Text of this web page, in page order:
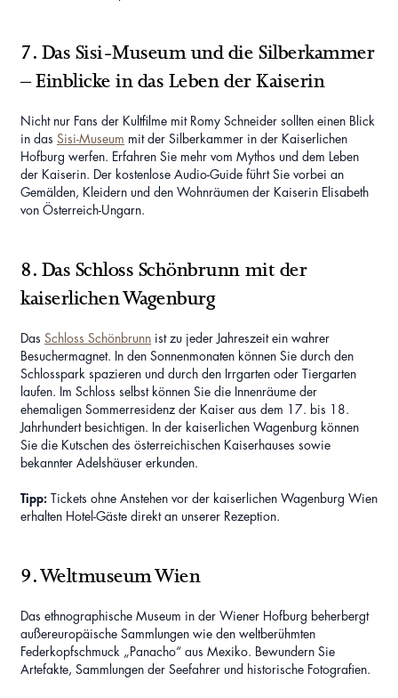
7. Das Sisi-Museum und die Silberkammer
– Einblicke in das Leben der Kaiserin
Nicht nur Fans der Kultfilme mit Romy Schneider sollten einen Blick
in das Sisi-Museum mit der Silberkammer in der Kaiserlichen
Hofburg werfen. Erfahren Sie mehr vom Mythos und dem Leben
der Kaiserin. Der kostenlose Audio-Guide führt Sie vorbei an
Gemälden, Kleidern und den Wohnräumen der Kaiserin Elisabeth
von Österreich-Ungarn.
8. Das Schloss Schönbrunn mit der
kaiserlichen Wagenburg
Das Schloss Schönbrunn ist zu jeder Jahreszeit ein wahrer
Besuchermagnet. In den Sonnenmonaten können Sie durch den
Schlosspark spazieren und durch den Irrgarten oder Tiergarten
laufen. Im Schloss selbst können Sie die Innenräume der
ehemaligen Sommerresidenz der Kaiser aus dem 17. bis 18.
Jahrhundert besichtigen. In der kaiserlichen Wagenburg können
Sie die Kutschen des österreichischen Kaiserhauses sowie
bekannter Adelshäuser erkunden.
Tipp: Tickets ohne Anstehen vor der kaiserlichen Wagenburg Wien
erhalten Hotel-Gäste direkt an unserer Rezeption.
9. Weltmuseum Wien
Das ethnographische Museum in der Wiener Hofburg beherbergt
außereuropäische Sammlungen wie den weltberühmten
Federkopfschmuck „Panacho“ aus Mexiko. Bewundern Sie
Artefakte, Sammlungen der Seefahrer und historische Fotografien.